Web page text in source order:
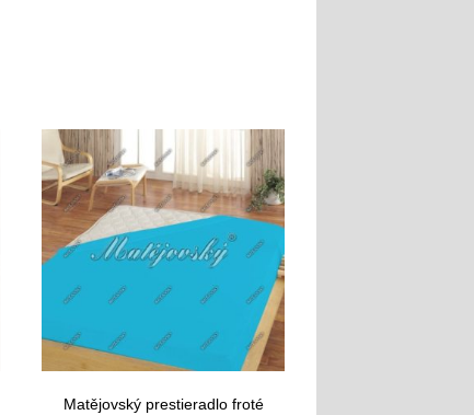
Matějovský prestieradlo froté